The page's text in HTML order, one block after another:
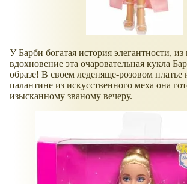
У Барби богатая история элегантности, из
вдохновение эта очаровательная кукла
образе! В своем леденяще-розовом платье
палантине из искусственного меха она
изысканному званому вечеру.